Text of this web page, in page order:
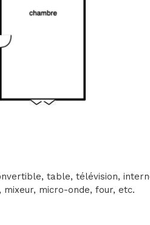
table, télévision,
micro-onde, four, etc.